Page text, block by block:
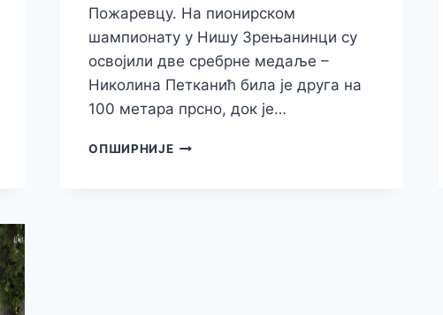
Пожаревцу. На пионирском
шампионату у Нишу Зрењанинци су
освојили две сребрне медаље –
Николина Петканић била је друга на
100 метара прсно, док је…
ОПШИРНИЈЕПЛИВАЧИ